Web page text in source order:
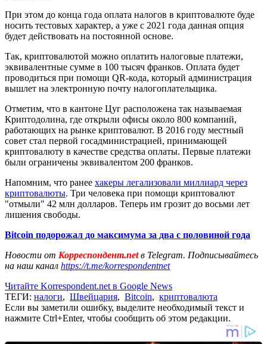
При этом до конца года оплата налогов в криптовалюте буде
носить тестовых характер, а уже с 2021 года данная опция
будет действовать на постоянной основе.
Так, криптовалютой можно оплатить налоговые платежи,
эквивалентные сумме в 100 тысяч франков. Оплата будет
проводиться при помощи QR-кода, который администрация
вышлет на электронную почту налогоплательщика.
Отметим, что в кантоне Цуг расположена так называемая
Криптодолина, где открыли офисы около 800 компаний,
работающих на рынке криптовалют. В 2016 году местный
совет стал первой госадминистрацией, принимающей
криптовалюту в качестве средства оплаты. Первые платежи
были ограничены эквивалентом 200 франков.
Напомним, что ранее хакеры легализовали миллиард через
криптовалюты. Три человека при помощи криптовалют
"отмыли" 42 млн долларов. Теперь им грозит до восьми лет
лишения свободы.
Bitcoin подорожал до максимума за два с половиной года
Новости от Корреспондент.netв Telegram. Подписывайтесь
на наш канал https://t.me/korrespondentnet
Читайте Korrespondent.net в Google News
ТЕГИ: налоги, Швейцария, Bitcoin, криптовалюта
Если вы заметили ошибку, выделите необходимый текст и
нажмите Ctrl+Enter, чтобы сообщить об этом редакции.